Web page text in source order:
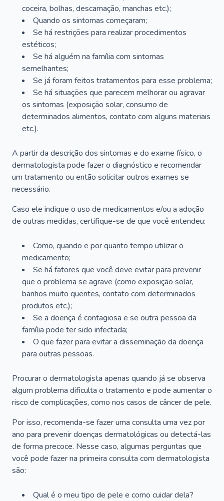
coceira, bolhas, descamação, manchas etc.);
Quando os sintomas começaram;
Se há restrições para realizar procedimentos
estéticos;
Se há alguém na família com sintomas
semelhantes;
Se já foram feitos tratamentos para esse problema;
Se há situações que parecem melhorar ou agravar
os sintomas (exposição solar, consumo de
determinados alimentos, contato com alguns materiais
etc.).
A partir da descrição dos sintomas e do exame físico, o
dermatologista pode fazer o diagnóstico e recomendar
um tratamento ou então solicitar outros exames se
necessário.
Caso ele indique o uso de medicamentos e/ou a adoção
de outras medidas, certifique-se de que você entendeu:
Como, quando e por quanto tempo utilizar o
medicamento;
Se há fatores que você deve evitar para prevenir
que o problema se agrave (como exposição solar,
banhos muito quentes, contato com determinados
produtos etc.);
Se a doença é contagiosa e se outra pessoa da
família pode ter sido infectada;
O que fazer para evitar a disseminação da doença
para outras pessoas.
Procurar o dermatologista apenas quando já se observa
algum problema dificulta o tratamento e pode aumentar o
risco de complicações, como nos casos de câncer de pele.
Por isso, recomenda-se fazer uma consulta uma vez por
ano para prevenir doenças dermatológicas ou detectá-las
de forma precoce. Nesse caso, algumas perguntas que
você pode fazer na primeira consulta com dermatologista
são:
Qual é o meu tipo de pele e como cuidar dela?